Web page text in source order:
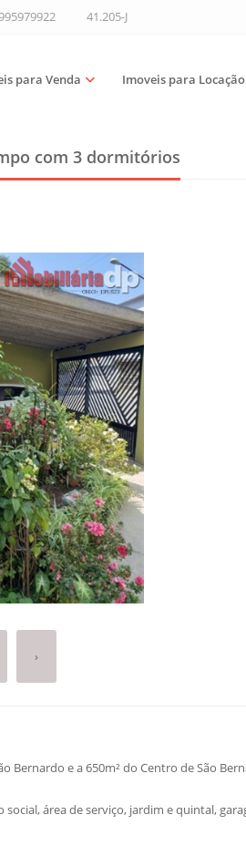
41.205-J
para Venda Imoveis para Locação
com 3 dormitórios
›
Bernardo e a 650m² do Centro de São
área de serviço, jardim e quintal,